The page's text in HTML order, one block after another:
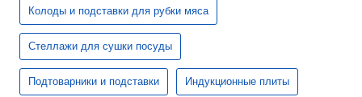
Колоды и подставки для рубки мяса
Стеллажи для сушки посуды
Подтоварники и подставки Индукционные плиты